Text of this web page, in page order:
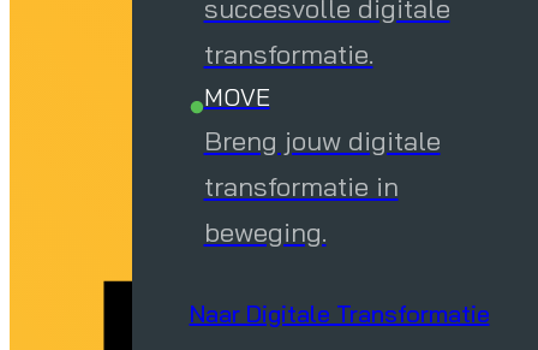
succesvolle digitale
transformatie.
MOVE
Breng jouw digitale
transformatie in
beweging.
Naar Digitale Transformatie